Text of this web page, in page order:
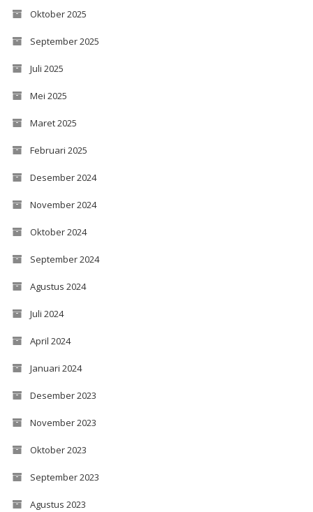
Oktober 2025
September 2025
Juli 2025
Mei 2025
Maret 2025
Februari 2025
Desember 2024
November 2024
Oktober 2024
September 2024
Agustus 2024
Juli 2024
April 2024
Januari 2024
Desember 2023
November 2023
Oktober 2023
September 2023
Agustus 2023